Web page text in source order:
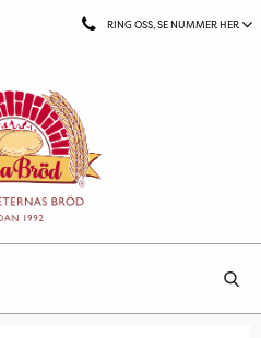
RING OSS, SE NUMMER HER